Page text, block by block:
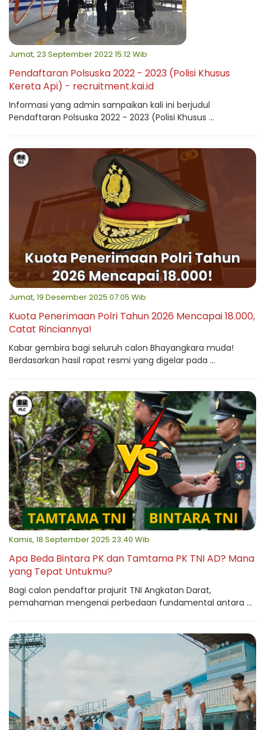
Jumat, 23 September 2022 15:12 Wib
Pendaftaran Polsuska 2022 - 2023 (Polisi Khusus
Kereta Api) - recruitment.kai.id
Informasi yang admin sampaikan kali ini berjudul
Pendaftaran Polsuska 2022 - 2023 (Polisi Khusus ...
Jumat, 19 Desember 2025 07:05 Wib
Kuota Penerimaan Polri Tahun 2026 Mencapai 18.000,
Catat Rinciannya!
Kabar gembira bagi seluruh calon Bhayangkara muda!
Berdasarkan hasil rapat resmi yang digelar pada ...
Kamis, 18 September 2025 23:40 Wib
Apa Beda Bintara PK dan Tamtama PK TNI AD? Mana
yang Tepat Untukmu?
Bagi calon pendaftar prajurit TNI Angkatan Darat,
pemahaman mengenai perbedaan fundamental antara ...